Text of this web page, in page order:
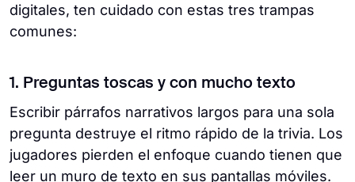
digitales, ten cuidado con estas tres trampas
comunes:
1. Preguntas toscas y con mucho texto
Escribir párrafos narrativos largos para una sola
pregunta destruye el ritmo rápido de la trivia. Los
jugadores pierden el enfoque cuando tienen que
leer un muro de texto en sus pantallas móviles.